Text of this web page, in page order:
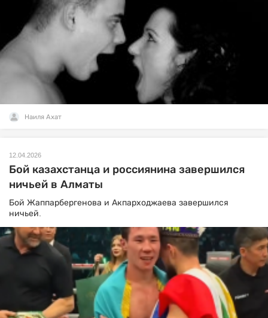
Наиля Ахат
12.04.2026
Бой казахстанца и россиянина завершился
ничьей в Алматы
Бой Жаппарбергенова и Акпарходжаева завершился
ничьей.